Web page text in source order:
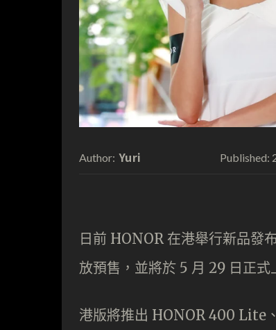
Author: Yuri Published:
日前 HONOR 在港舉行新品發
放預售，並將於 5 月 29 日正式
港版將推出 HONOR 400 Lite